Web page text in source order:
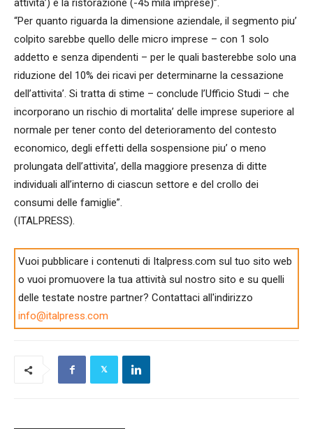
attivita’) e la ristorazione (-45 mila imprese)”.
“Per quanto riguarda la dimensione aziendale, il segmento piu’
colpito sarebbe quello delle micro imprese – con 1 solo
addetto e senza dipendenti – per le quali basterebbe solo una
riduzione del 10% dei ricavi per determinarne la cessazione
dell’attivita’. Si tratta di stime – conclude l’Ufficio Studi – che
incorporano un rischio di mortalita’ delle imprese superiore al
normale per tener conto del deterioramento del contesto
economico, degli effetti della sospensione piu’ o meno
prolungata dell’attivita’, della maggiore presenza di ditte
individuali all’interno di ciascun settore e del crollo dei
consumi delle famiglie”.
(ITALPRESS).
Vuoi pubblicare i contenuti di Italpress.com sul tuo sito web
o vuoi promuovere la tua attività sul nostro sito e su quelli
delle testate nostre partner? Contattaci all'indirizzo
info@italpress.com